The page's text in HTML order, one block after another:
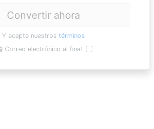
Convertir ahora
Y acepte nuestros términos
Correo electrónico al final